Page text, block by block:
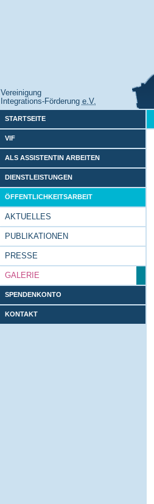
Vereinigung
Integrations-Förderung e.V.
STARTSEITE
VIF
ALS ASSISTENTIN ARBEITEN
DIENSTLEISTUNGEN
ÖFFENTLICHKEITSARBEIT
AKTUELLES
PUBLIKATIONEN
PRESSE
GALERIE
SPENDENKONTO
KONTAKT